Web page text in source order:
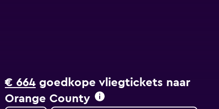
€ 664 goedkope vliegtickets naar
Orange County